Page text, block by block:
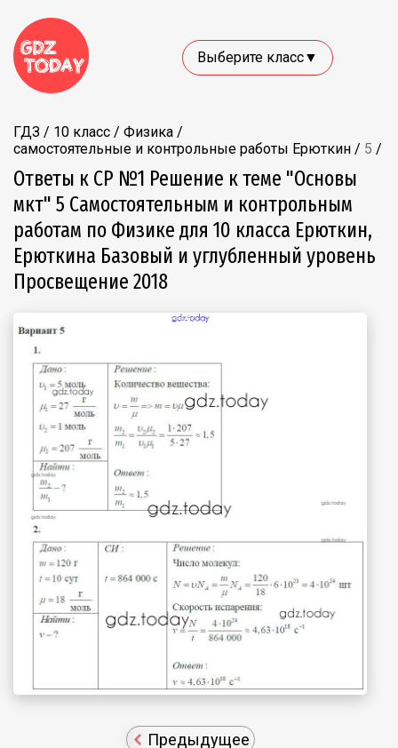
Выберите класс▼
ГДЗ / 10 класс / Физика /
самостоятельные и контрольные работы Ерюткин / 5 /
Ответы к СР №1 Решение к теме "Основы
мкт" 5 Самостоятельным и контрольным
работам по Физике для 10 класса Ерюткин,
Ерюткина Базовый и углубленный уровень
Просвещение 2018
Предыдущее